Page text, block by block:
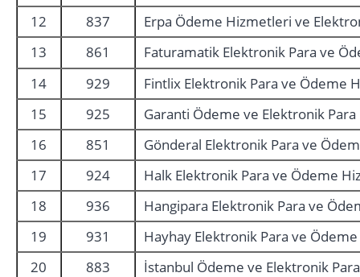
12
837
Erpa Ödeme Hizmetleri ve
13
861
Faturamatik Elektronik Para ve
14
929
Fintlix Elektronik Para ve Ödeme
15
925
Garanti Ödeme ve Elektronik
16
851
Gönderal Elektronik Para ve
17
924
Halk Elektronik Para ve Ödeme
18
936
Hangipara Elektronik Para ve
19
931
Hayhay Elektronik Para ve
20
883
İstanbul Ödeme ve Elektronik